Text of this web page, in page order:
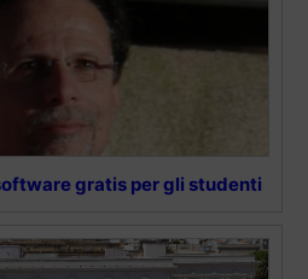
gratis per gli studenti